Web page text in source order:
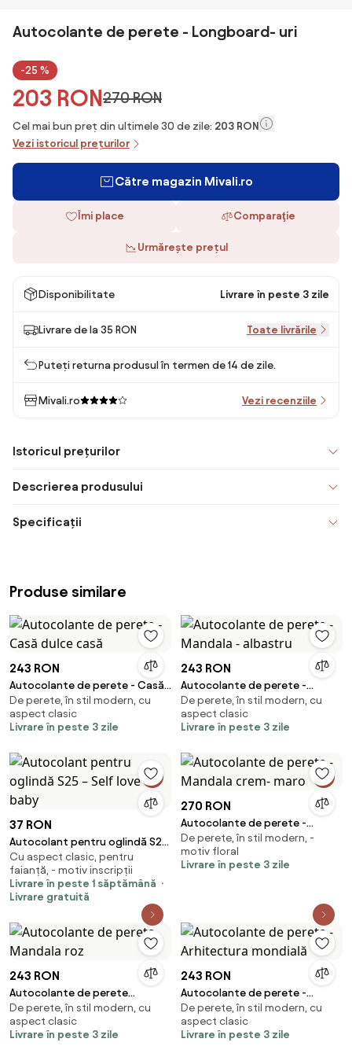
Autocolante de perete - Longboard- uri
-25 %
203 RON270 RON
Cel mai bun preț din ultimele 30 de zile: 203 RON
Vezi istoricul prețurilor
Către magazin Mivali.ro
Îmi place Comparaţie
Urmărește prețul
Disponibilitate Livrare în peste 3 zile
Livrare de la 35 RON Toate livrările
Puteți returna produsul în termen de 14 de zile.
Mivali.ro Vezi recenziile
Istoricul prețurilor
Descrierea produsului
Specificații
Produse similare
243 RON
Autocolante de perete - Casă
dulce casă
De perete, în stil modern, cu
aspect clasic
Livrare în peste 3 zile
243 RON
Autocolante de perete -
Mandala - albastru
De perete, în stil modern, cu
aspect clasic
Livrare în peste 3 zile
37 RON
Autocolant pentru oglindă S25
– Self love baby
Cu aspect clasic, pentru
faianță, - motiv inscripții
Livrare în peste 1 săptămână
Livrare gratuită
270 RON
Autocolante de perete -
Mandala crem- maro
De perete, în stil modern, -
motiv floral
Livrare în peste 3 zile
243 RON
Autocolante de perete
Mandala roz
De perete, în stil modern, cu
aspect clasic
Livrare în peste 3 zile
243 RON
Autocolante de perete -
Arhitectura mondială
De perete, în stil modern, cu
aspect clasic
Livrare în peste 3 zile